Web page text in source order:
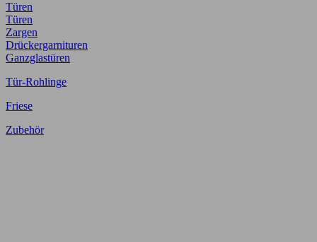
Türen
Türen
Zargen
Drückergarnituren
Ganzglastüren
Tür-Rohlinge
Friese
Zubehör